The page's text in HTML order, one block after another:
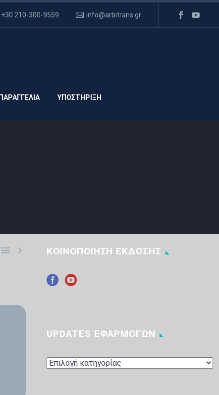
210-300-9559 info@arbitrans.gr
ΥΠΟΣΤΗΡΙΞΗ
  ΚΟΙΝΟΠΟΙΗΣΗ ΕΚΔΟΣΗΣ
UPDATES ΕΦΑΡΜΟΓΩΝ
UPDATES